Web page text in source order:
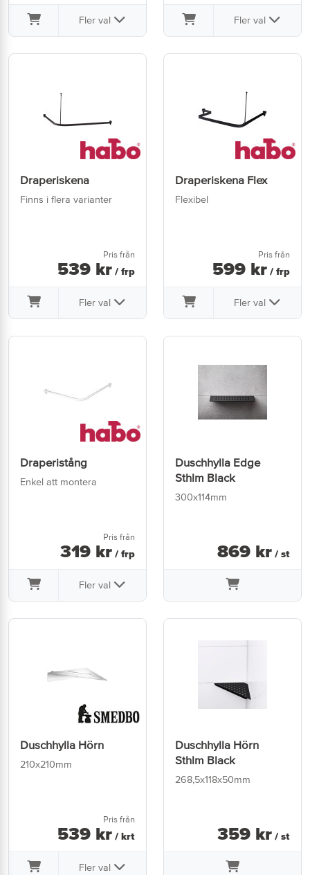
Fler val Fler val
Draperiskena
Finns i flera varianter
Pris från
539 kr / frp
Fler val
Draperiskena Flex
Flexibel
Pris från
599 kr / frp
Fler val
Draperistång
Enkel att montera
Pris från
319 kr / frp
Fler val
Duschhylla Edge
Sthlm Black
300x114mm
869 kr / st
Duschhylla Hörn
210x210mm
Pris från
539 kr / krt
Fler val
Duschhylla Hörn
Sthlm Black
268,5x118x50mm
359 kr / st